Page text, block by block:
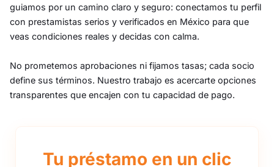
guiamos por un camino claro y seguro: conectamos tu perfil
con prestamistas serios y verificados en México para que
veas condiciones reales y decidas con calma.
No prometemos aprobaciones ni fijamos tasas; cada socio
define sus términos. Nuestro trabajo es acercarte opciones
transparentes que encajen con tu capacidad de pago.
Tu préstamo en un clic